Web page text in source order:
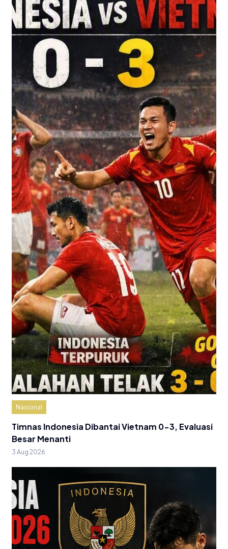
Nasional
Timnas Indonesia Dibantai Vietnam 0-3, Evaluasi
Besar Menanti
3 Aug 2026